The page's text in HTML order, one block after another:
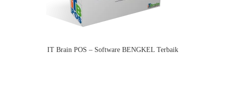
IT Brain POS – Software BENGKEL Terbaik